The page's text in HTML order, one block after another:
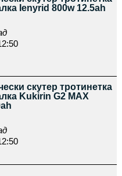
Ienyrid 800w 12.5ah
скутер тротинетка
Kukirin G2 MAX